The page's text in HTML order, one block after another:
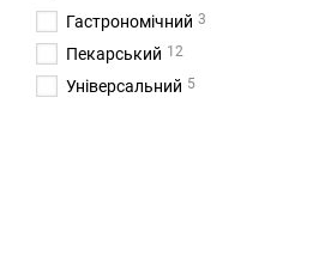
Гастрономічний 3
Пекарський 12
Універсальний 5